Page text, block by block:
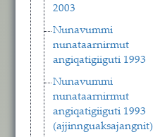
2003
Nunavummi
nunataarnirmut
angiqatigiiguti 1993
Nunavummi
nunataarnirmut
angiqatigiiguti 1993
(ajjinnguaksajangnit)